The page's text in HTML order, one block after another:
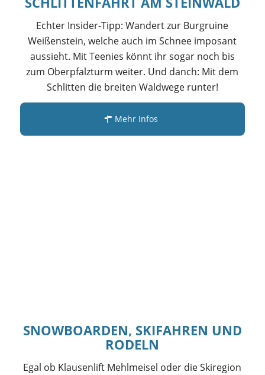
Echter Insider-Tipp: Wandert zur Burgruine
Weißenstein, welche auch im Schnee imposant
aussieht. Mit Teenies könnt ihr sogar noch bis
zum Oberpfalzturm weiter. Und danch: Mit dem
Schlitten die breiten Waldwege runter!
Mehr Infos
SNOWBOARDEN, SKIFAHREN UND
RODELN
Egal ob Klausenlift Mehlmeisel oder die Skiregion